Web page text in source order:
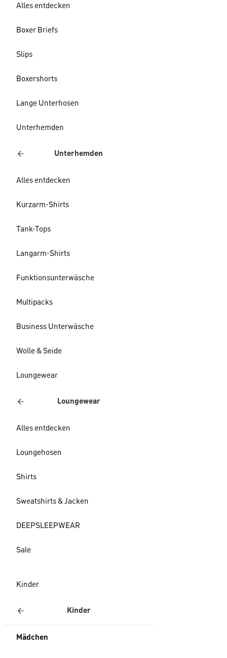
Alles entdecken
Boxer Briefs
Slips
Boxershorts
Lange Unterhosen
Unterhemden
Unterhemden
Alles entdecken
Kurzarm-Shirts
Tank-Tops
Langarm-Shirts
Funktionsunterwäsche
Multipacks
Business Unterwäsche
Wolle & Seide
Loungewear
Loungewear
Alles entdecken
Loungehosen
Shirts
Sweatshirts & Jacken
DEEPSLEEPWEAR
Sale
Kinder
Kinder
Mädchen